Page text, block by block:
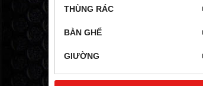
THÙNG RÁC
BÀN GHẾ
GIƯỜNG